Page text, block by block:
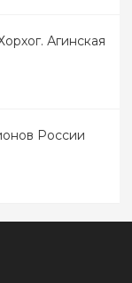
Агинская
России